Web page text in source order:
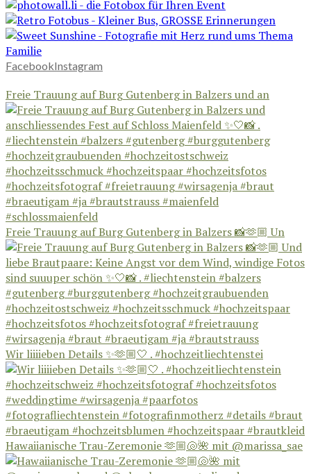
FacebookInstagram
Freie Trauung auf Burg Gutenberg in Balzers und an
Freie Trauung auf Burg Gutenberg in Balzers 📸🫶🏼 Un
Wir liiiieben Details ✨🫶🏼🤍 . #hochzeitliechtenstei
Hawaiianische Trau-Zeremonie 🫶🏼🐚🌺 mit @marissa_sae